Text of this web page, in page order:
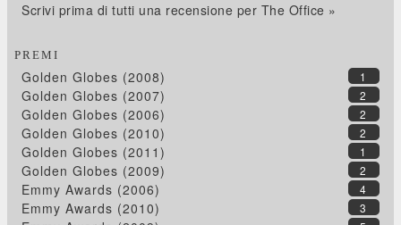
Scrivi prima di tutti una recensione per The Office »
PREMI
1
Golden Globes (2008)
2
Golden Globes (2007)
2
Golden Globes (2006)
2
Golden Globes (2010)
1
Golden Globes (2011)
2
Golden Globes (2009)
4
Emmy Awards (2006)
3
Emmy Awards (2010)